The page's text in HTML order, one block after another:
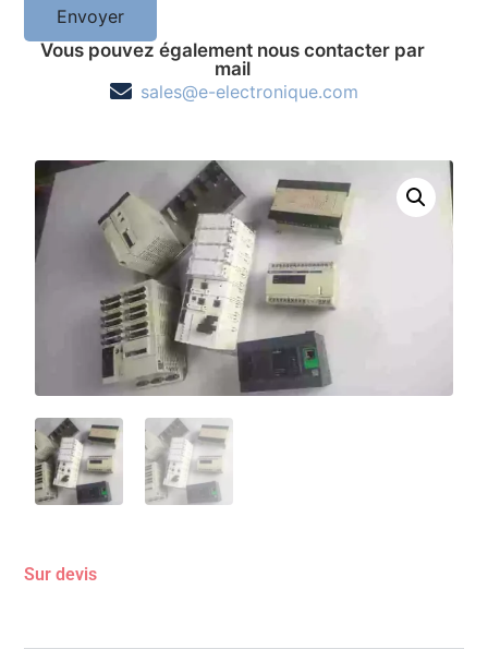
Envoyer
Vous pouvez également nous contacter par
mail
sales@e-electronique.com
Sur devis